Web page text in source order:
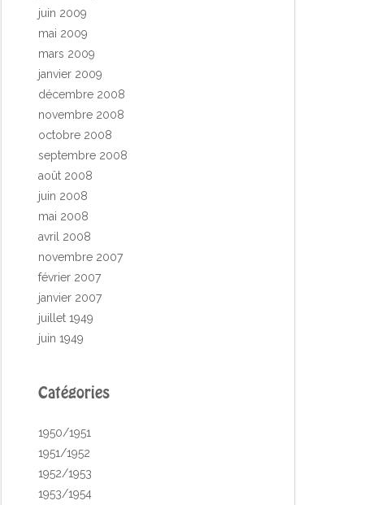
juin 2009
mai 2009
mars 2009
janvier 2009
décembre 2008
novembre 2008
octobre 2008
septembre 2008
août 2008
juin 2008
mai 2008
avril 2008
novembre 2007
février 2007
janvier 2007
juillet 1949
juin 1949
Catégories
1950/1951
1951/1952
1952/1953
1953/1954